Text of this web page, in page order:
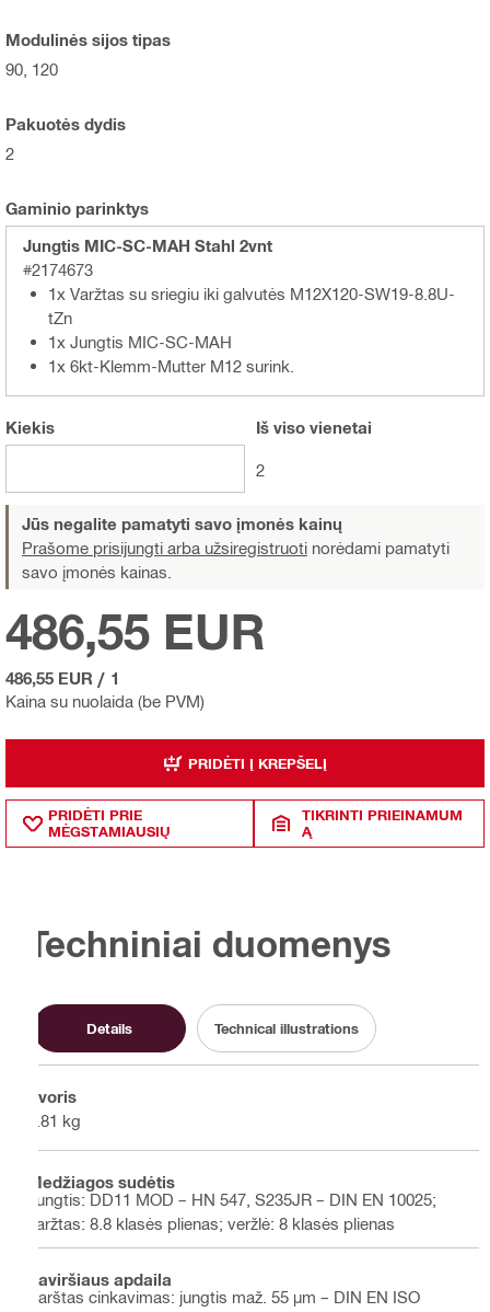
Modulinės sijos tipas
90, 120
Pakuotės dydis
2
Gaminio parinktys
Jungtis MIC-SC-MAH Stahl 2vnt
#2174673
1x Varžtas su sriegiu iki galvutės M12X120-SW19-8.8U-
tZn
1x Jungtis MIC-SC-MAH
1x 6kt-Klemm-Mutter M12 surink.
Kiekis Iš viso vienetai
2
Jūs negalite pamatyti savo įmonės kainų
Prašome prisijungti arba užsiregistruoti norėdami pamatyti
savo įmonės kainas.
Kaina su nuolaida (be PVM)
486,55 EUR
486,55 EUR / 1
PRIDĖTI Į KREPŠELĮ
PRIDĖTI PRIE
MĖGSTAMIAUSIŲ
TIKRINTI PRIEINAMUM
Ą
Techniniai duomenys
Details Technical illustrations
Svoris
9.81 kg
Medžiagos sudėtis
Jungtis: DD11 MOD – HN 547, S235JR – DIN EN 10025;
varžtas: 8.8 klasės plienas; veržlė: 8 klasės plienas
Paviršiaus apdaila
Karštas cinkavimas: jungtis maž. 55 µm – DIN EN ISO